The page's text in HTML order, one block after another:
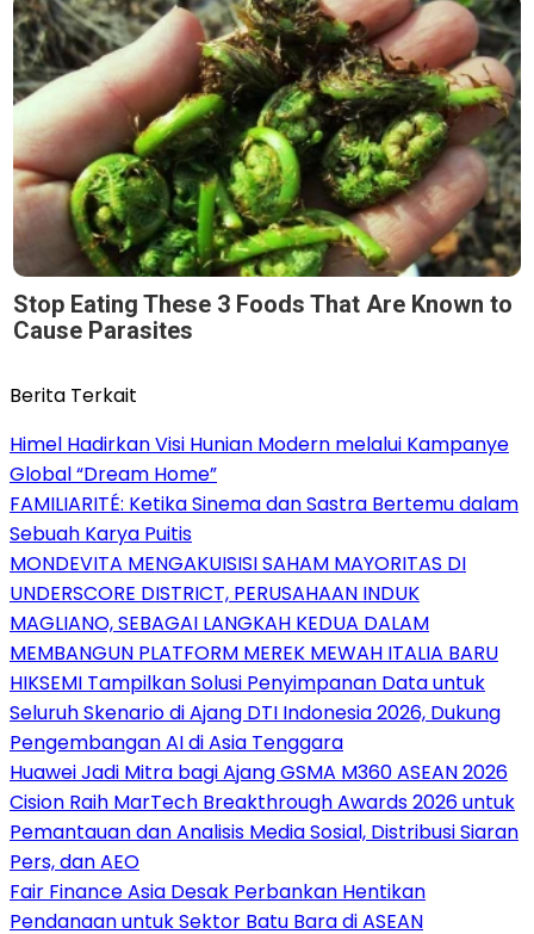
Stop Eating These 3 Foods That Are Known to
Cause Parasites
Berita Terkait
Himel Hadirkan Visi Hunian Modern melalui Kampanye
Global “Dream Home”
FAMILIARITÉ: Ketika Sinema dan Sastra Bertemu dalam
Sebuah Karya Puitis
MONDEVITA MENGAKUISISI SAHAM MAYORITAS DI
UNDERSCORE DISTRICT, PERUSAHAAN INDUK
MAGLIANO, SEBAGAI LANGKAH KEDUA DALAM
MEMBANGUN PLATFORM MEREK MEWAH ITALIA BARU
HIKSEMI Tampilkan Solusi Penyimpanan Data untuk
Seluruh Skenario di Ajang DTI Indonesia 2026, Dukung
Pengembangan AI di Asia Tenggara
Huawei Jadi Mitra bagi Ajang GSMA M360 ASEAN 2026
Cision Raih MarTech Breakthrough Awards 2026 untuk
Pemantauan dan Analisis Media Sosial, Distribusi Siaran
Pers, dan AEO
Fair Finance Asia Desak Perbankan Hentikan
Pendanaan untuk Sektor Batu Bara di ASEAN